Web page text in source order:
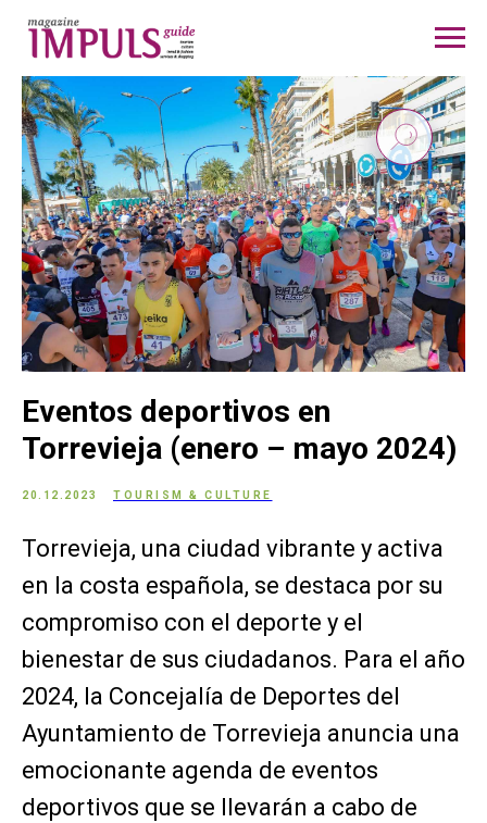
Eventos deportivos en
Torrevieja (enero – mayo 2024)
20.12.2023 TOURISM & CULTURE
Torrevieja, una ciudad vibrante y activa
en la costa española, se destaca por su
compromiso con el deporte y el
bienestar de sus ciudadanos. Para el año
2024, la Concejalía de Deportes del
Ayuntamiento de Torrevieja anuncia una
emocionante agenda de eventos
deportivos que se llevarán a cabo de